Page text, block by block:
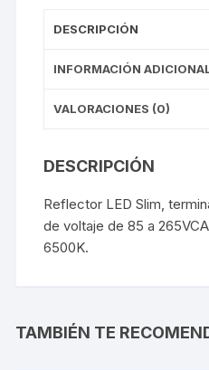
DESCRIPCIÓN
INFORMACIÓN
VALORACIONES (0)
DESCRIPCIÓN
Reflector LED Slim,
de voltaje de 85 a
6500K.
TAMBIÉN TE